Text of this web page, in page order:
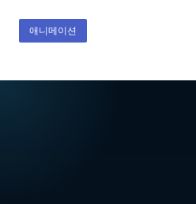
애니메이션